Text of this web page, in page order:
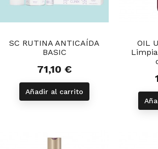
SC RUTINA ANTICAÍDA
BASIC
Precio
71,10 €
Añadir al carrito
OIL